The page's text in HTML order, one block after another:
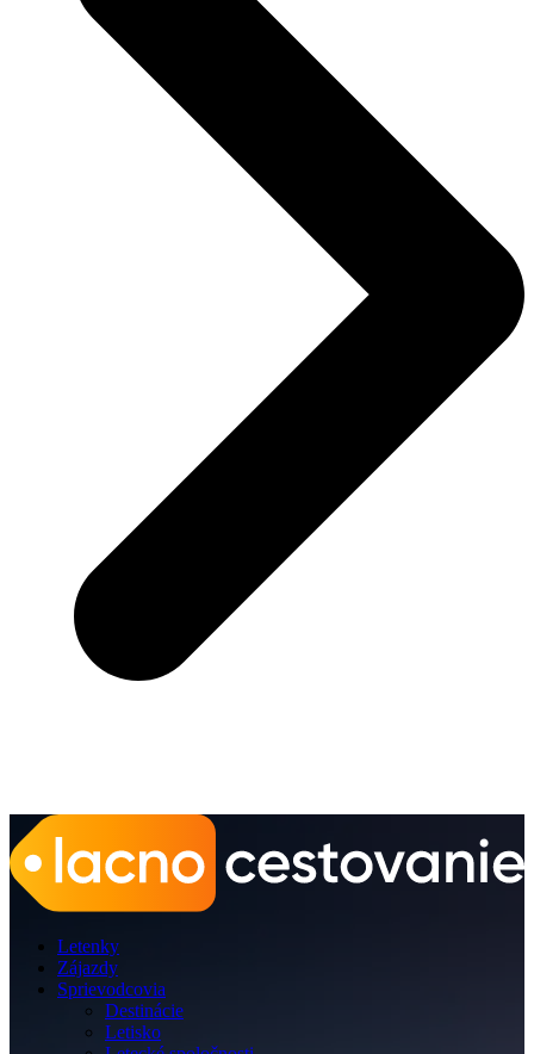
Letenky
Zájazdy
Sprievodcovia
Destinácie
Letisko